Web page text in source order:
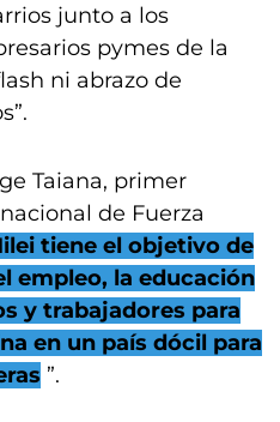
junto a los
pymes de la
ni abrazo de
Taiana, primer
de Fuerza
tiene el objetivo de
empleo, la educación
y trabajadores para
en un país dócil para
”.